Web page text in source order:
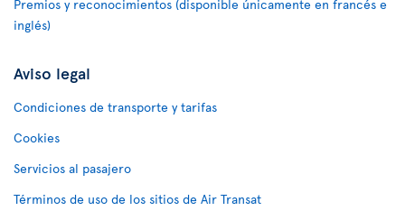
Premios y reconocimientos (disponible únicamente en francés e
inglés)
Aviso legal
Condiciones de transporte y tarifas
Cookies
Servicios al pasajero
Términos de uso de los sitios de Air Transat